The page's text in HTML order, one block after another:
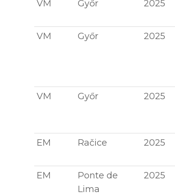
VM
Győr 2025
VM
Győr 2025
VM
Győr 2025
EM Račice 2025
EM
Ponte de
Lima
2025